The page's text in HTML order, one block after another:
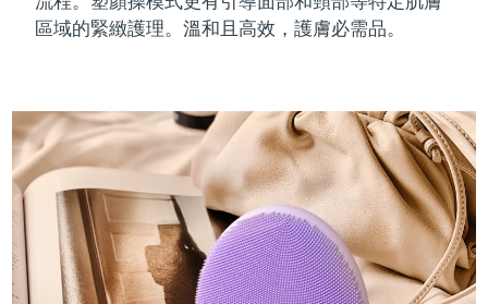
區域的緊緻護理。溫和且高效，護膚必需品。
LUNA™ 4 Plus
LUNA™ 4 Men
For men, anti-aging massage
LUNA™ 4 mini
For young skin, T-zone
BEAR™ 2 go
BEAR™ 2 eyes & lips
Microcurrent line smoothing device
面部提拉護理
Premium anti-aging skincare
UFO™ 3 套裝
UFO™ 3 LED
Near-infrared and red light therapy
device
UFO™ 3 mini
Red light therapy device for young skin
issa™ 4
issa™ 4 plus
Smart hybrid silicone sonic toothbrush
issa™ 4 smile
Hybrid silicone sonic toothbrush
抗老
FAQ™ 101
Clinical anti-aging
LED 護理
NEW
FAQ™ 201
LED mask
NEW
汶萊 預計送達日期
加拿大 預計送達日期8/14/26
智利 預計送達日期8/14/26
中國 預計送達日期 8/10/26
哥倫比亞 預計送達日期8/14/26